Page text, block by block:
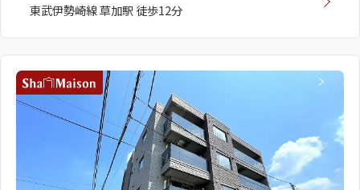
東武伊勢崎線 草加駅 徒歩12分